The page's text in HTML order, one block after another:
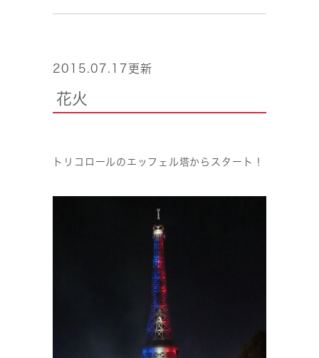
2015.07.17更新
花火
トリコロールのエッフェル塔からスタート！